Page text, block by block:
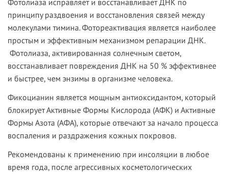
Фотолиаза исправляет и восстанавливает ДНК по
принципу раздвоения и восстановления связей между
молекулами тимина. Фотореактивация является наиболее
простым и эффективным механизмом репарации ДНК.
Фотолиаза, активированная солнечным светом,
восстанавливает повреждения ДНК на 50 % эффективнее
и быстрее, чем энзимы в организме человека.
Фикоцианин является мощным антиоксидантом, который
блокирует Активные Формы Кислорода (АФК) и Активные
Формы Азота (АФА), которые отвечают за начало процесса
воспаления и раздражения кожных покровов.
Рекомендованы к применению при инсоляции в любое
время года, после агрессивных косметологических